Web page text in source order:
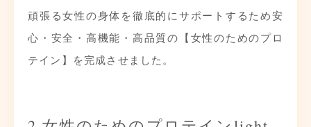
頑張る女性の身体を徹底的にサポートするため安
心・安全・高機能・高品質の 【女性のためのプロ
テイン】を完成させました。